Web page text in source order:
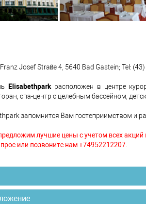
Josef Straße 4, 5640 Bad Gastein; Tel:
Elisabethparkрасположен в центре
спа-центр с целебным бассейном,
запомнится Вам гостеприимством и
лучшие цены с учетом всех акций
или позвоните нам +74952212207.